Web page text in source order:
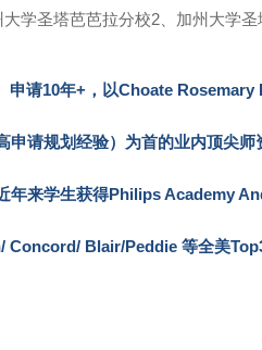
学圣塔芭芭拉分校2、加州大学
申请10年+，以Choate
申请规划经验）为首的业内顶尖
年来学生获得Philips Academy
Blair/Peddie 等全美